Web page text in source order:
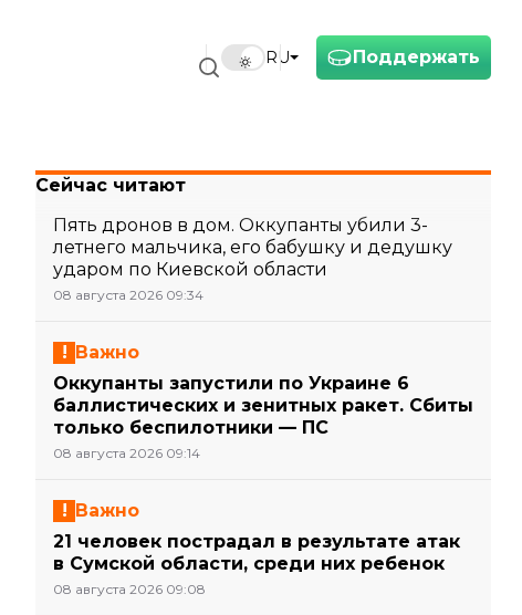
Поддержать
RU
Сейчас читают
Пять дронов в дом. Оккупанты убили 3-
летнего мальчика, его бабушку и дедушку
ударом по Киевской области
08 августа 2026 09:34
Важно
Оккупанты запустили по Украине 6
баллистических и зенитных ракет. Сбиты
только беспилотники — ПС
08 августа 2026 09:14
Важно
21 человек пострадал в результате атак
в Сумской области, среди них ребенок
08 августа 2026 09:08